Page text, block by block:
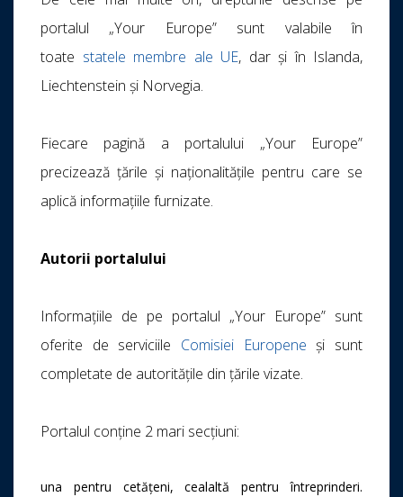
portalul „Your Europe” sunt valabile în
toate statele membre ale UE, dar și în Islanda,
Liechtenstein și Norvegia.
Fiecare pagină a portalului „Your Europe”
precizează țările și naționalitățile pentru care se
aplică informațiile furnizate.
Autorii portalului
Informațiile de pe portalul „Your Europe” sunt
oferite de serviciile Comisiei Europene și sunt
completate de autoritățile din țările vizate.
Portalul conține 2 mari secțiuni:
una pentru cetățeni, cealaltă pentru întreprinderi.